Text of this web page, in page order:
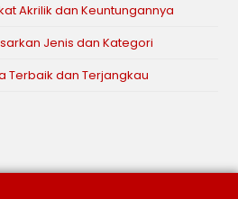
Akrilik dan Keuntungannya
Jenis dan Kategori
Terbaik dan Terjangkau